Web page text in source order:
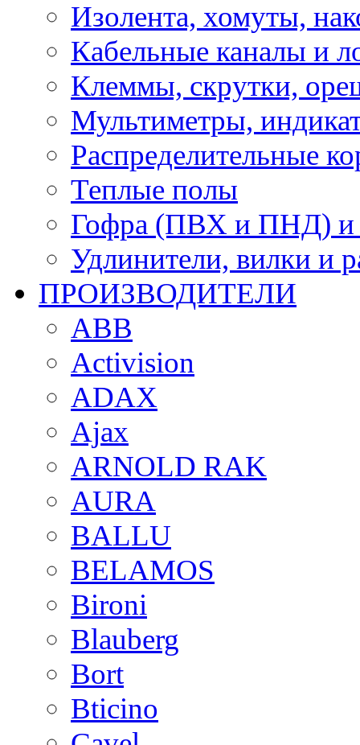
Изолента, хомуты,
Кабельные каналы и
Клеммы, скрутки,
Мультиметры,
Распределительные
Теплые полы
Гофра (ПВХ и ПНД) и
Удлинители, вилки и
ПРОИЗВОДИТЕЛИ
ABB
Activision
ADAX
Ajax
ARNOLD RAK
AURA
BALLU
BELAMOS
Bironi
Blauberg
Bort
Bticino